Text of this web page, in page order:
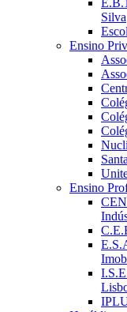
Silva
Ensino
Ensino